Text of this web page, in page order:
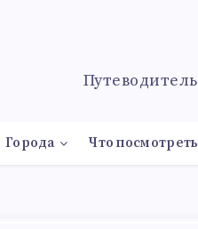
Города Что посмотреть